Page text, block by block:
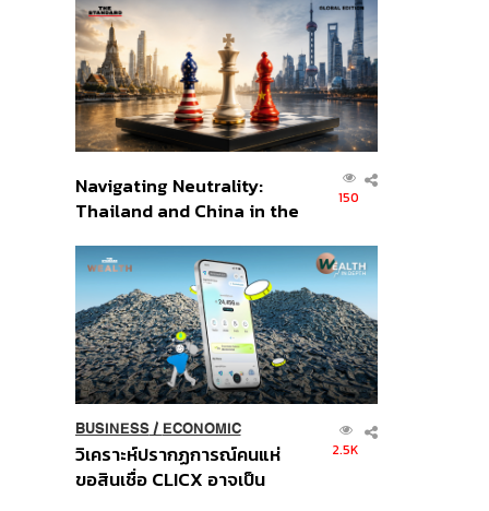
ส่วนยุทธศาสตร์ไทย –
อินโดนีเซีย
Navigating Neutrality:
Thailand and China in the
Order
150
BUSINESS/ ECONOMIC
วิเคราะห์ปรากฏการณ์คนแห่
ขอสินเชื่อ CLICX อาจเป็น
2.5K